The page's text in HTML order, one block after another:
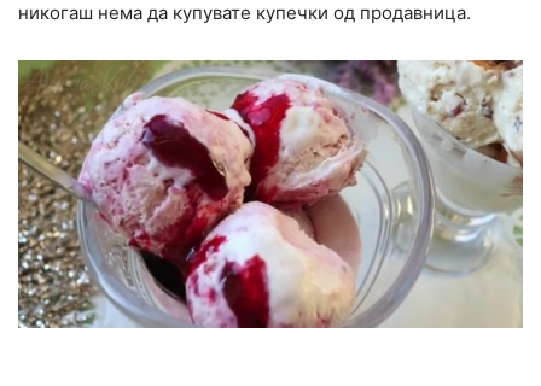
никогаш нема да купувате купечки од продавница.